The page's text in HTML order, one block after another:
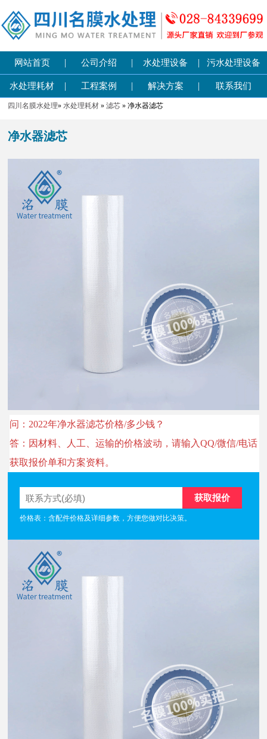
网站首页 | 公司介绍 | 水处理设备 | 污水处理设备
水处理耗材 | 工程案例 | 解决方案 | 联系我们
四川名膜水处理»水处理耗材 »滤芯 » 净水器滤芯
净水器滤芯
问：2022年净水器滤芯价格/多少钱？
答：因材料、人工、运输的价格波动，请输入QQ/微信/电话
获取报价单和方案资料。
价格表：含配件价格及详细参数，方便您做对比决策。